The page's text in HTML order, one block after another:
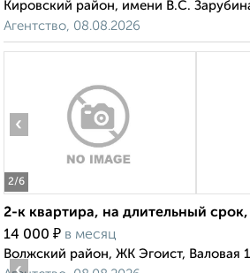
Кировский район, имени В.С.
Агентство, 08.08.2026
2/6
‹
2-к квартира, на длительный
14 000 ₽ в месяц
Волжский район, ЖК Эгоист, Валовая